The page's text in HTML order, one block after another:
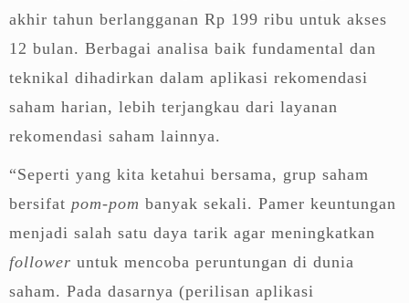
akhir tahun berlangganan Rp 199 ribu untuk akses
12 bulan. Berbagai analisa baik fundamental dan
teknikal dihadirkan dalam aplikasi rekomendasi
saham harian, lebih terjangkau dari layanan
rekomendasi saham lainnya.
“Seperti yang kita ketahui bersama, grup saham
bersifat pom-pom banyak sekali. Pamer keuntungan
menjadi salah satu daya tarik agar meningkatkan
follower untuk mencoba peruntungan di dunia
saham. Pada dasarnya (perilisan aplikasi